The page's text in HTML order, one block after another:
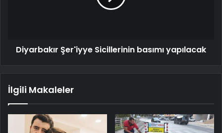
Diyarbakır Şer'iyye Sicillerinin basımı yapılacak
İlgili Makaleler